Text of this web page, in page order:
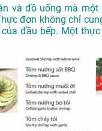
và đồ uống mà
đơn không chỉ
đầu bếp. Một